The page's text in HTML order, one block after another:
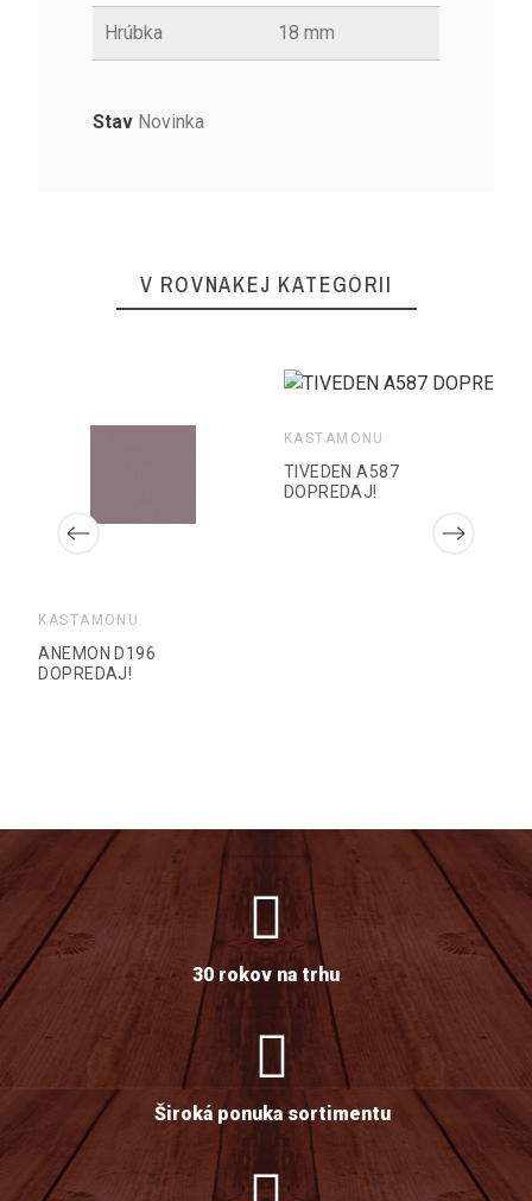
Hrúbka 18 mm
Stav Novinka
V ROVNAKEJ KATEGÓRII
KASTAMONU
ANEMON D196
DOPREDAJ!
KASTAMONU
TIVEDEN A587
DOPREDAJ!
30 rokov na trhu
Široká ponuka sortimentu